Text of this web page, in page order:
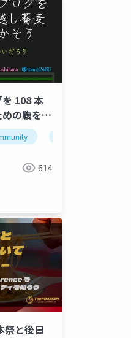
108 本
の腹を空
614
祭と後日